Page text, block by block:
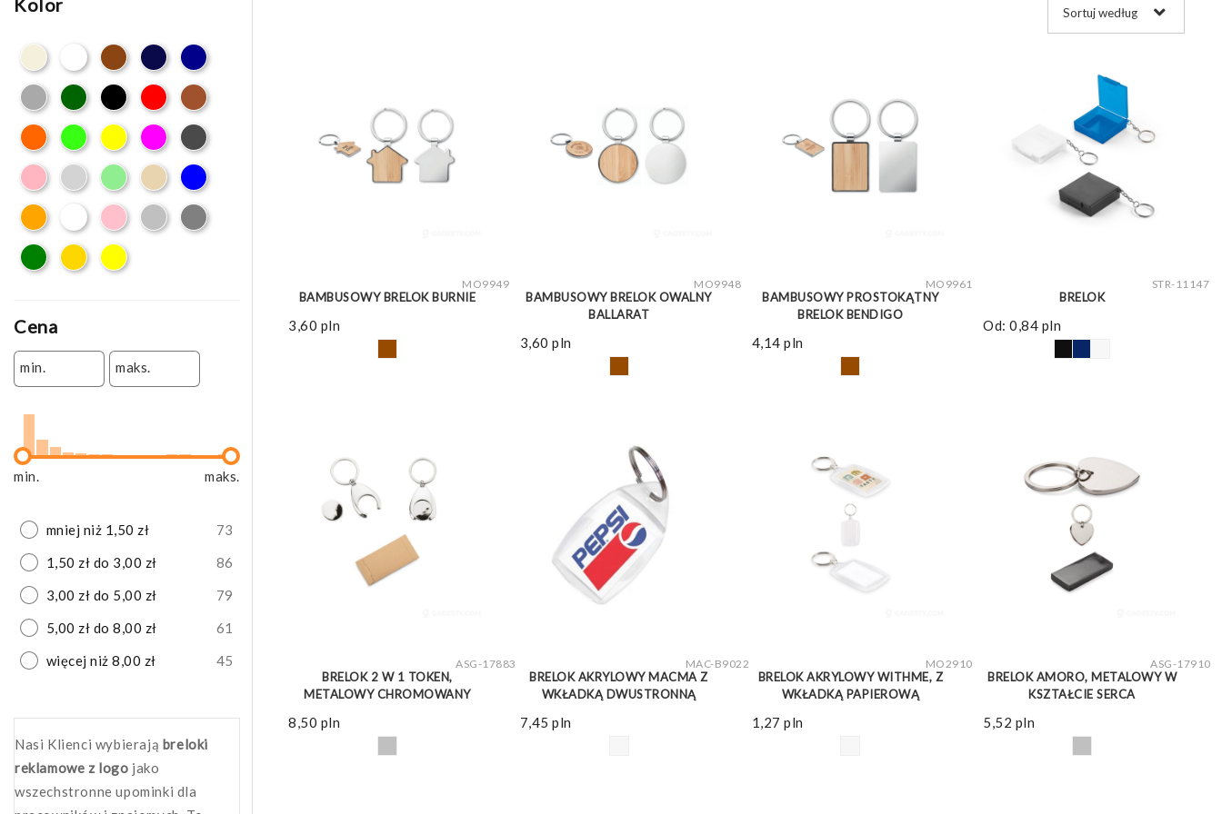
MO9949
BAMBUSOWY BRELOK BURNIE
3,60 pln
MO9948
BAMBUSOWY BRELOK OWALNY
BALLARAT
3,60pln
MO9961
BAMBUSOWY PROSTOKĄTNY
BRELOK BENDIGO
4,14pln
STR-11147
BRELOK
Od:0,84 pln
ASG-17883
BRELOK 2 W 1 TOKEN,
METALOWY CHROMOWANY
8,50 pln
MAC-B9022
BRELOK AKRYLOWY MACMA Z
WKŁADKĄ DWUSTRONNĄ
7,45pln
MO2910
BRELOK AKRYLOWY WITHME, Z
WKŁADKĄ PAPIEROWĄ
1,27pln
ASG-17910
BRELOK AMORO, METALOWY W
KSZTAŁCIE SERCA
5,52 pln
Cena
min. maks.
min. maks.
mniej niż 1,50 zł
73
1,50 zł do 3,00 zł
86
3,00 zł do 5,00 zł
79
5,00 zł do 8,00 zł
61
więcej niż 8,00 zł
45
Nasi Klienci wybierają breloki
reklamowe z logo jako
wszechstronne upominki dla